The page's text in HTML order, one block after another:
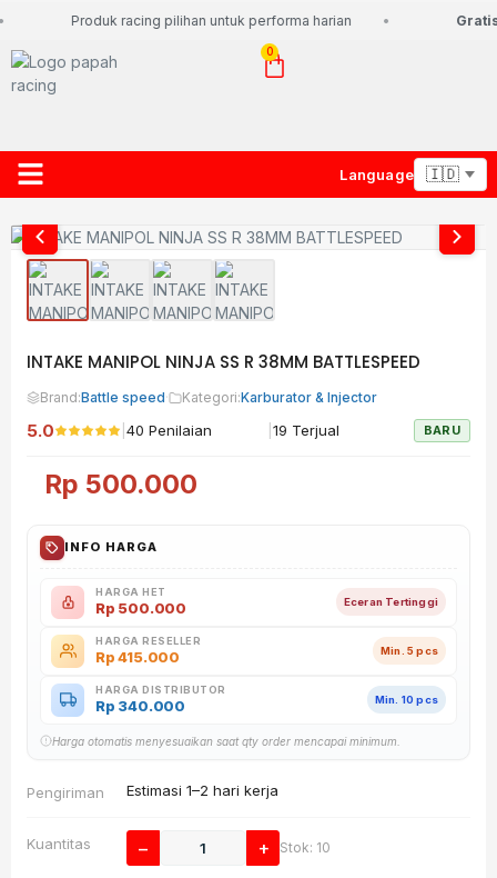
Produk racing pilihan untuk performa harian
0
Language
INTAKE MANIPOL NINJA SS R 38MM BATTLESPEED
Brand:Battle speed· Kategori:Karburator & Injector
5.0 40 Penilaian 19 Terjual BARU
Rp 500.000
INFO HARGA
HARGA HET
Rp 500.000 Eceran Tertinggi
HARGA RESELLER
Rp415.000 Min. 5 pcs
HARGA DISTRIBUTOR
Rp 340.000 Min. 10 pcs
Harga otomatis menyesuaikan saat qty order mencapai minimum.
Pengiriman Estimasi 1–2 hari kerja
Kuantitas − + Stok: 10